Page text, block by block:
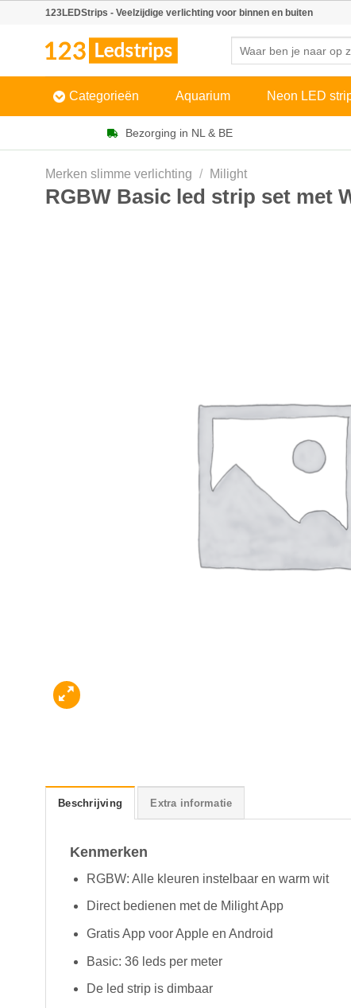
123LEDStrips - Veelzijdige verlichting voor binnen en buiten
Categorieën Aquarium Neon LED
Bezorging in NL & BE
Merken slimme verlichting / Milight
RGBW Basic led strip set met
Beschrijving Extra informatie
Kenmerken
RGBW: Alle kleuren instelbaar en warm wit
Direct bedienen met de Milight App
Gratis App voor Apple en Android
Basic: 36 leds per meter
De led strip is dimbaar